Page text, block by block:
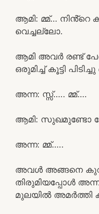
ആമി: മ്മ്… നിൻ്റെ
വെച്ചല്ലോ.
ആമി അവർ രണ്ട്
ഒരുമിച്ച് കൂട്ടി
അന്ന: സ്സ്‌….. മ്മ്….
ആമി: സുഖമുണ്ടോ
അന്ന: മ്മ്…..
അവൾ അങ്ങനെ കുറച്ചു
തിരുമിയപ്പോൾ
മുലയിൽ അമർത്തി